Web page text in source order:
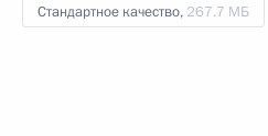
Стандартное качество, 267.7 МБ